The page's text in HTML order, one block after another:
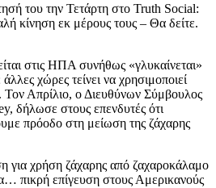
του την Τετάρτη στο Truth Social:
κίνηση εκ μέρους τους – Θα δείτε.
στις ΗΠΑ συνήθως «γλυκαίνεται»
χώρες τείνει να χρησιμοποιεί
Απρίλιο, ο Διευθύνων Σύμβουλος
δήλωσε στους επενδυτές ότι
πρόοδο στη μείωση της ζάχαρης
για χρήση ζάχαρης από ζαχαροκάλαμο
πικρή επίγευση στους Αμερικανούς